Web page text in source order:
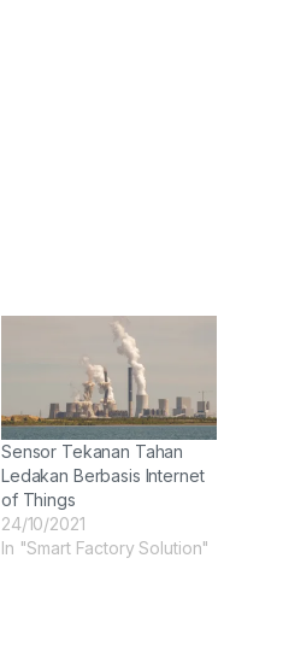
Sensor Tekanan Tahan
Ledakan Berbasis Internet
of Things
24/10/2021
In "Smart Factory Solution"